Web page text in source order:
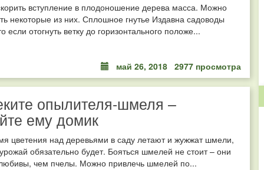
вступление в плодоношение дерева масса. Можно
некоторые из них. Сплошное гнутье Издавна садоводы
если отогнуть ветку до горизонтального положе...
май 26, 2018 2977 просмотра
опылителя-шмеля –
ему домик
цветения над деревьями в саду летают и жужжат шмели,
обязательно будет. Бояться шмелей не стоит – они
чем пчелы. Можно привлечь шмелей по...